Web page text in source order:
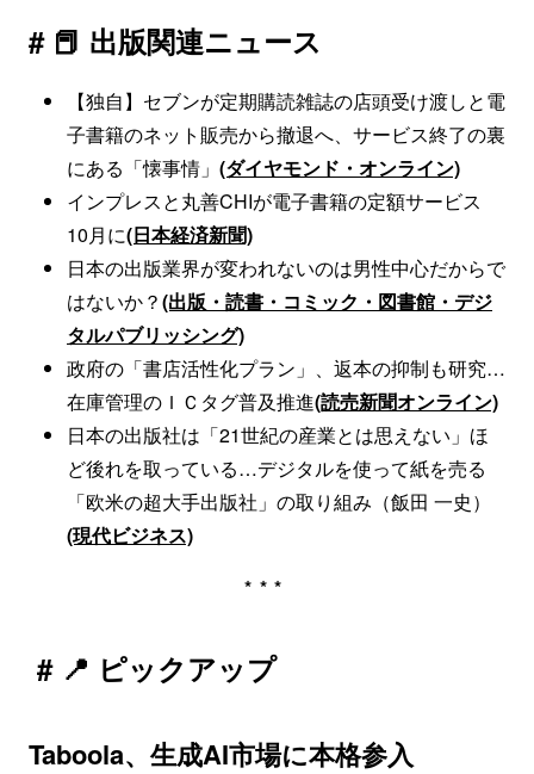
# 📕 出版関連ニュース
【独自】セブンが定期購読雑誌の店頭受け渡しと電
子書籍のネット販売から撤退へ、サービス終了の裏
にある「懐事情」 (ダイヤモンド・オンライン)
インプレスと丸善CHIが電子書籍の定額サービス
10月に(日本経済新聞)
日本の出版業界が変われないのは男性中心だからで
はないか？(出版・読書・コミック・図書館・デジ
タルパブリッシング)
政府の「書店活性化プラン」、返本の抑制も研究…
在庫管理のＩＣタグ普及推進(読売新聞オンライン)
日本の出版社は「21世紀の産業とは思えない」ほ
ど後れを取っている…デジタルを使って紙を売る
「欧米の超大手出版社」の取り組み（飯田 一史）
(現代ビジネス)
***
# 📍 ピックアップ
Taboola、生成AI市場に本格参入